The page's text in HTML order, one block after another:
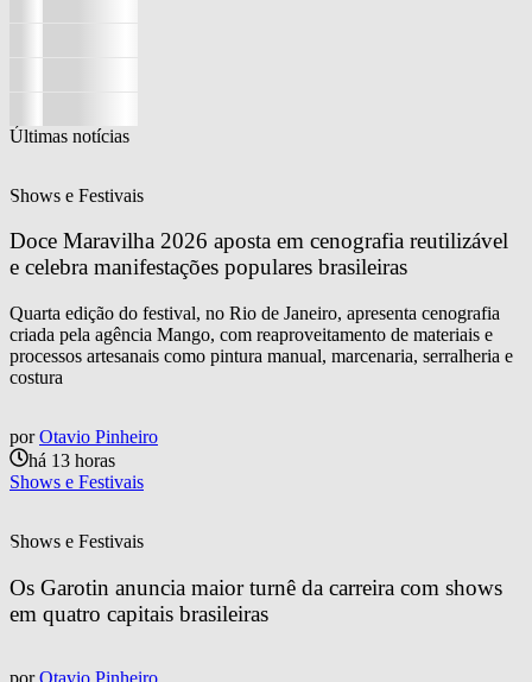
Últimas notícias
Shows e Festivais
Doce Maravilha 2026 aposta em cenografia reutilizável
e celebra manifestações populares brasileiras
Quarta edição do festival, no Rio de Janeiro, apresenta cenografia
criada pela agência Mango, com reaproveitamento de materiais e
processos artesanais como pintura manual, marcenaria, serralheria e
costura
por Otavio Pinheiro
há 13 horas
Shows e Festivais
Shows e Festivais
Os Garotin anuncia maior turnê da carreira com shows
em quatro capitais brasileiras